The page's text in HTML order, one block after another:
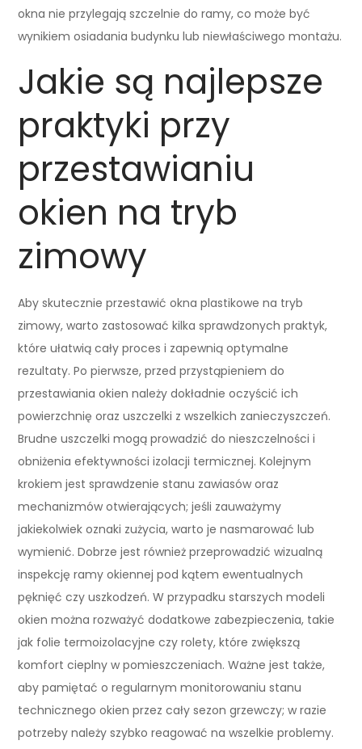
okna nie przylegają szczelnie do ramy, co może być
wynikiem osiadania budynku lub niewłaściwego montażu.
Jakie są najlepsze
praktyki przy
przestawianiu
okien na tryb
zimowy
Aby skutecznie przestawić okna plastikowe na tryb
zimowy, warto zastosować kilka sprawdzonych praktyk,
które ułatwią cały proces i zapewnią optymalne
rezultaty. Po pierwsze, przed przystąpieniem do
przestawiania okien należy dokładnie oczyścić ich
powierzchnię oraz uszczelki z wszelkich zanieczyszczeń.
Brudne uszczelki mogą prowadzić do nieszczelności i
obniżenia efektywności izolacji termicznej. Kolejnym
krokiem jest sprawdzenie stanu zawiasów oraz
mechanizmów otwierających; jeśli zauważymy
jakiekolwiek oznaki zużycia, warto je nasmarować lub
wymienić. Dobrze jest również przeprowadzić wizualną
inspekcję ramy okiennej pod kątem ewentualnych
pęknięć czy uszkodzeń. W przypadku starszych modeli
okien można rozważyć dodatkowe zabezpieczenia, takie
jak folie termoizolacyjne czy rolety, które zwiększą
komfort cieplny w pomieszczeniach. Ważne jest także,
aby pamiętać o regularnym monitorowaniu stanu
technicznego okien przez cały sezon grzewczy; w razie
potrzeby należy szybko reagować na wszelkie problemy.